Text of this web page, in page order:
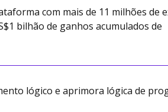
com mais de 11 milhões de
bilhão de ganhos acumulados de
lógico e aprimora lógica de